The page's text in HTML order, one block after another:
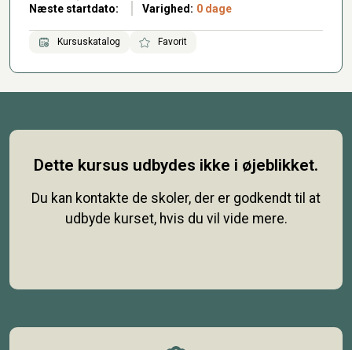
Næste startdato: Varighed: 0 dage
Kursuskatalog Favorit
Dette kursus udbydes ikke i øjeblikket.
Du kan kontakte de skoler, der er godkendt til at
udbyde kurset, hvis du vil vide mere.